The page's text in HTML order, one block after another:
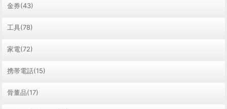
金券(43)
工具(78)
家電(72)
携帯電話(15)
骨董品(17)